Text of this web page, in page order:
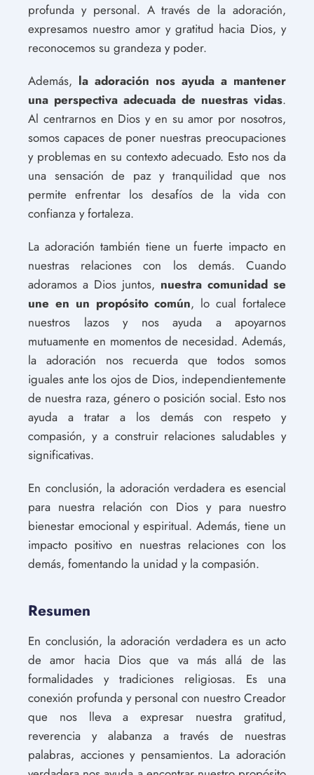
profunda y personal. A través de la adoración,
expresamos nuestro amor y gratitud hacia Dios, y
reconocemos su grandeza y poder.
Además, la adoración nos ayuda a mantener
una perspectiva adecuada de nuestras vidas.
Al centrarnos en Dios y en su amor por nosotros,
somos capaces de poner nuestras preocupaciones
y problemas en su contexto adecuado. Esto nos da
una sensación de paz y tranquilidad que nos
permite enfrentar los desafíos de la vida con
confianza y fortaleza.
La adoración también tiene un fuerte impacto en
nuestras relaciones con los demás. Cuando
adoramos a Dios juntos, nuestra comunidad se
une en un propósito común, lo cual fortalece
nuestros lazos y nos ayuda a apoyarnos
mutuamente en momentos de necesidad. Además,
la adoración nos recuerda que todos somos
iguales ante los ojos de Dios, independientemente
de nuestra raza, género o posición social. Esto nos
ayuda a tratar a los demás con respeto y
compasión, y a construir relaciones saludables y
significativas.
En conclusión, la adoración verdadera es esencial
para nuestra relación con Dios y para nuestro
bienestar emocional y espiritual. Además, tiene un
impacto positivo en nuestras relaciones con los
demás, fomentando la unidad y la compasión.
Resumen
En conclusión, la adoración verdadera es un acto
de amor hacia Dios que va más allá de las
formalidades y tradiciones religiosas. Es una
conexión profunda y personal con nuestro Creador
que nos lleva a expresar nuestra gratitud,
reverencia y alabanza a través de nuestras
palabras, acciones y pensamientos. La adoración